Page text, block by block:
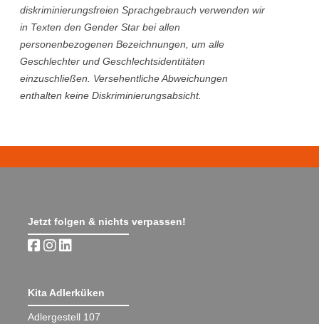
diskriminierungsfreien Sprachgebrauch verwenden wir
in Texten den Gender Star bei allen
personenbezogenen Bezeichnungen, um alle
Geschlechter und Geschlechtsidentitäten
einzuschließen. Versehentliche Abweichungen
enthalten keine Diskriminierungsabsicht.
Jetzt folgen & nichts verpassen!
Kita Adlerküken
Adlergestell 107